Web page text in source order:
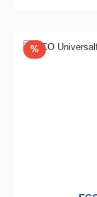
%Rabatt